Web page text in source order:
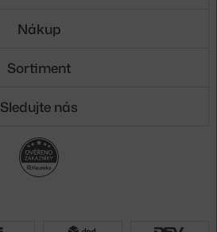
Nákup
Sortiment
Sledujte nás